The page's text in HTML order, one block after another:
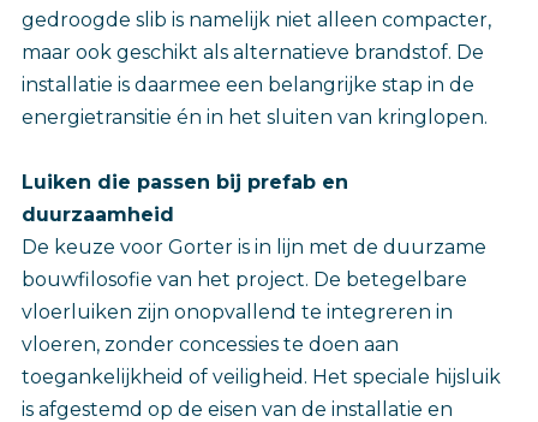
gedroogde slib is namelijk niet alleen compacter,
maar ook geschikt als alternatieve brandstof. De
installatie is daarmee een belangrijke stap in de
energietransitie én in het sluiten van kringlopen.
Luiken die passen bij prefab en
duurzaamheid
De keuze voor Gorter is in lijn met de duurzame
bouwfilosofie van het project. De betegelbare
vloerluiken zijn onopvallend te integreren in
vloeren, zonder concessies te doen aan
toegankelijkheid of veiligheid. Het speciale hijsluik
is afgestemd op de eisen van de installatie en